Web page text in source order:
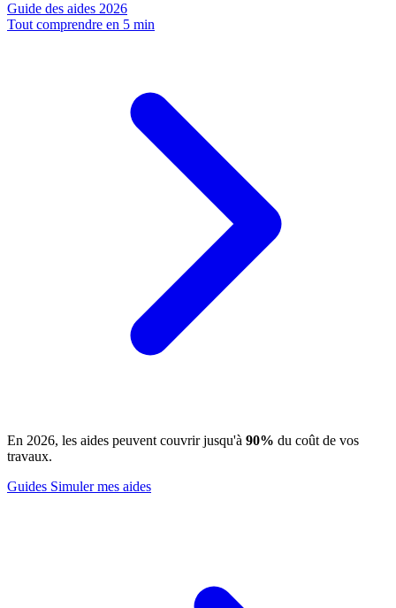
Guide des aides 2026
Tout comprendre en 5 min
En 2026, les aides peuvent couvrir jusqu'à 90% du coût de vos
travaux.
Guides Simuler mes aides